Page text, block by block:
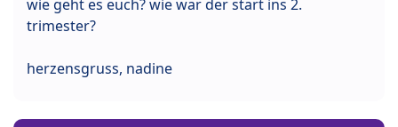
wie geht es euch? wie war der start ins 2.
trimester?
herzensgruss, nadine